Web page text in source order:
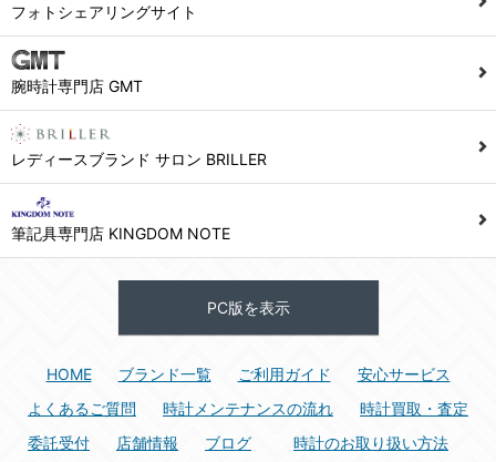
(1) 他のユーザー、第三者もしくは弊社の著作権又はその他の権利を侵害する行為、及び侵害する恐れのある行為。
(6) 犯罪的行為、または犯罪的行為に結びつく行為、もしくはその恐れのある行為。
(9) 弊社の企業活動の運営を妨げるような行為、誹謗するような行為。
(12) その他、法令に違反または違反する恐れのある行為。
(13) その他、弊社が不適切と判断する行為。
2) ユーザーは、本サイト及び本サービスの利用により、弊社または第三者が損害を被ったときは、かかる損害を賠償するものとします。
フォトシェアリングサイト
腕時計専門店 GMT
レディースブランド サロン BRILLER
筆記具専門店 KINGDOM NOTE
PC版を表示
HOME ブランド一覧 ご利用ガイド
安心サービス
よくあるご質問
時計メンテナンスの流れ
時計買取・査定
委託受付
店舗情報 ブログ 時計のお取り扱い方法